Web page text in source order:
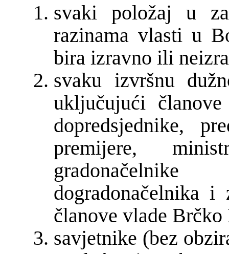
svaki položaj u
razinama vlasti u
bira izravno ili
svaku izvršnu
uključujući članove
dopredsjednike,
premijere,
dogradonačelnika
članove vlade
savjetnike (bez